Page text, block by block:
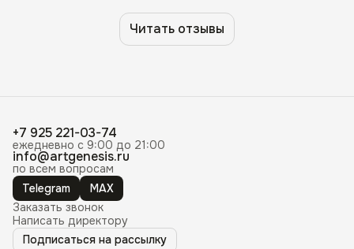
Читать отзывы
+7 925 221-03-74
ежедневно с 9:00 до 21:00
info@artgenesis.ru
по всем вопросам
Telegram
MAX
Заказать звонок
Написать директору
Подписаться на рассылку